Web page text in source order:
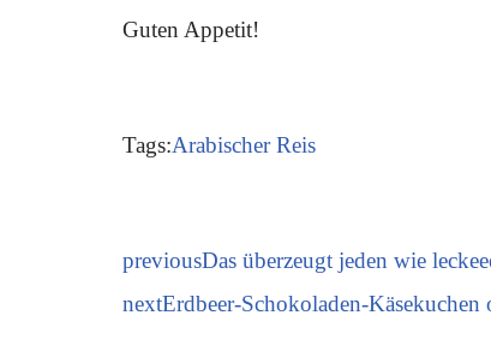
Guten Appetit!
Tags:Arabischer Reis
previousDas überzeugt jeden wie
nextErdbeer-Schokoladen-Käsekuchen